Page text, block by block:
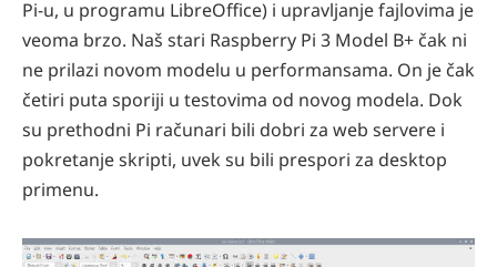
Pi-u, u programu LibreOffice) i upravljanje fajlovima je
veoma brzo. Naš stari Raspberry Pi 3 Model B+ čak ni
ne prilazi novom modelu u performansama. On je čak
četiri puta sporiji u testovima od novog modela. Dok
su prethodni Pi računari bili dobri za web servere i
pokretanje skripti, uvek su bili prespori za desktop
primenu.